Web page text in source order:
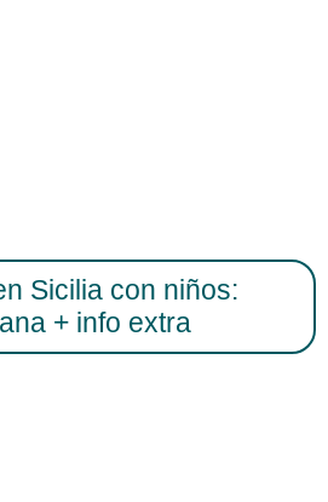
Sicilia con niños:
+ info extra